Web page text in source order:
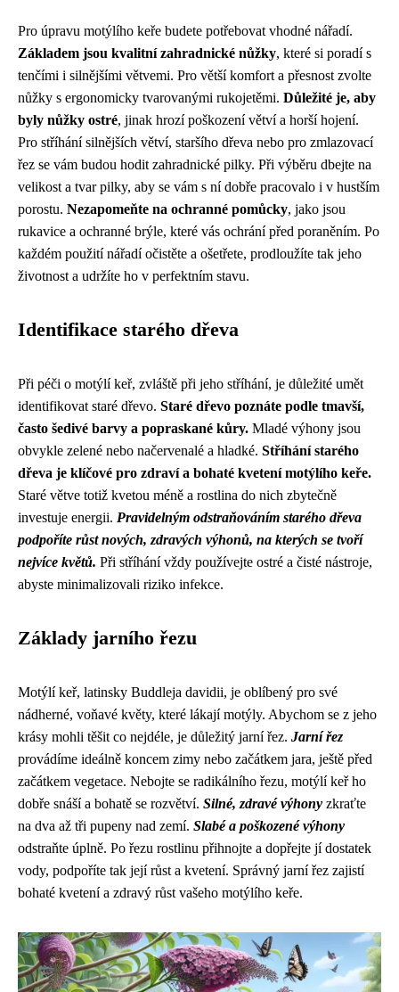
Pro úpravu motýlího keře budete potřebovat vhodné nářadí.
Základem jsou kvalitní zahradnické nůžky, které si poradí s
tenčími i silnějšími větvemi. Pro větší komfort a přesnost zvolte
nůžky s ergonomicky tvarovanými rukojetěmi. Důležité je, aby
byly nůžky ostré, jinak hrozí poškození větví a horší hojení.
Pro stříhání silnějších větví, staršího dřeva nebo pro zmlazovací
řez se vám budou hodit zahradnické pilky. Při výběru dbejte na
velikost a tvar pilky, aby se vám s ní dobře pracovalo i v hustším
porostu. Nezapomeňte na ochranné pomůcky, jako jsou
rukavice a ochranné brýle, které vás ochrání před poraněním. Po
každém použití nářadí očistěte a ošetřete, prodloužíte tak jeho
životnost a udržíte ho v perfektním stavu.
Identifikace starého dřeva
Při péči o motýlí keř, zvláště při jeho stříhání, je důležité umět
identifikovat staré dřevo. Staré dřevo poznáte podle tmavší,
často šedivé barvy a popraskané kůry. Mladé výhony jsou
obvykle zelené nebo načervenalé a hladké. Stříhání starého
dřeva je klíčové pro zdraví a bohaté kvetení motýlího keře.
Staré větve totiž kvetou méně a rostlina do nich zbytečně
investuje energii. Pravidelným odstraňováním starého dřeva
podpoříte růst nových, zdravých výhonů, na kterých se tvoří
nejvíce květů. Při stříhání vždy používejte ostré a čisté nástroje,
abyste minimalizovali riziko infekce.
Základy jarního řezu
Motýlí keř, latinsky Buddleja davidii, je oblíbený pro své
nádherné, voňavé květy, které lákají motýly. Abychom se z jeho
krásy mohli těšit co nejdéle, je důležitý jarní řez. Jarní řez
provádíme ideálně koncem zimy nebo začátkem jara, ještě před
začátkem vegetace. Nebojte se radikálního řezu, motýlí keř ho
dobře snáší a bohatě se rozvětví. Silné, zdravé výhony zkraťte
na dva až tři pupeny nad zemí. Slabé a poškozené výhony
odstraňte úplně. Po řezu rostlinu přihnojte a dopřejte jí dostatek
vody, podpoříte tak její růst a kvetení. Správný jarní řez zajistí
bohaté kvetení a zdravý růst vašeho motýlího keře.